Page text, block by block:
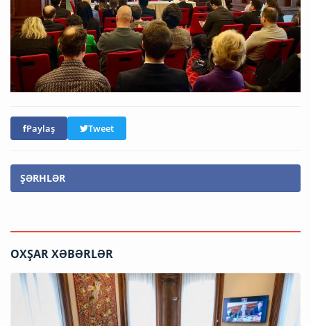
Paylaş Tweet
ŞƏRHLƏR
OXŞAR XƏBƏRLƏR